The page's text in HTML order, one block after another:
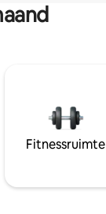
Fitnessruimte